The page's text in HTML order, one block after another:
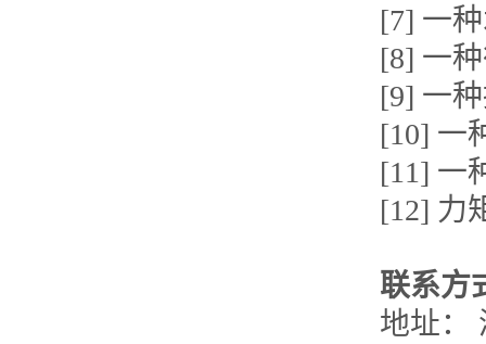
[7] 一
[8] 一
[9] 一
[10] 一
[11] 一
[12] 力
联系方
地址：